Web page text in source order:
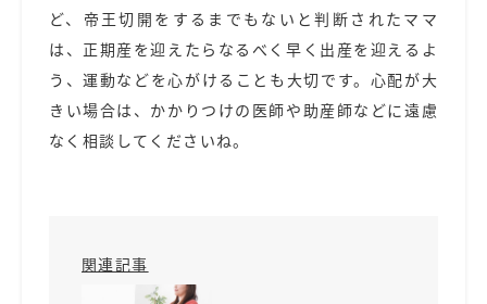
ど、帝王切開をするまでもないと判断されたママ
は、正期産を迎えたらなるべく早く出産を迎えるよ
う、運動などを心がけることも大切です。心配が大
きい場合は、かかりつけの医師や助産師などに遠慮
なく相談してくださいね。
関連記事